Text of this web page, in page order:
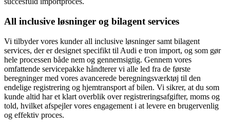
All inclusive løsninger og bilagent services
Vi tilbyder vores kunder all inclusive løsninger samt bilagent
services, der er designet specifikt til Audi e tron import, og som gør
hele processen både nem og gennemsigtig. Gennem vores
omfattende servicepakke håndterer vi alle led fra de første
beregninger med vores avancerede beregningsværktøj til den
endelige registrering og hjemtransport af bilen. Vi sikrer, at du som
kunde altid har et klart overblik over registreringsafgifter, moms og
told, hvilket afspejler vores engagement i at levere en brugervenlig
og effektiv proces.